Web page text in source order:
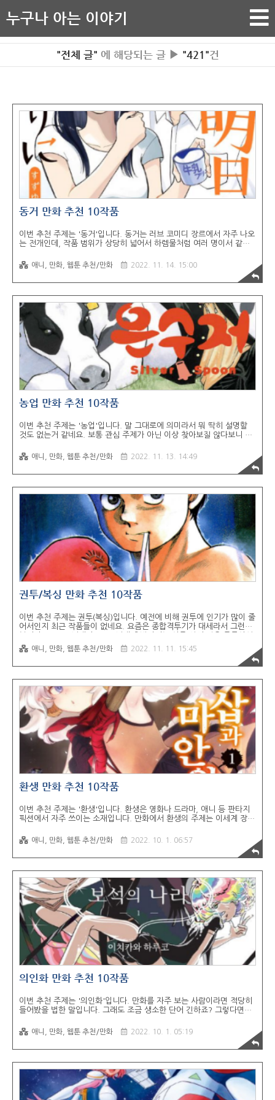
누구나 아는 이야기
"전체 글" 에 해당되는 글 ▶ "421"건
동거 만화 추천 10작품
이번 추천 주제는 '동거'입니다. 동거는 러브 코미디 장르에서 자주 나오
는 전개인데, 작품 범위가 상당히 넓어서 하렘물처럼 여러 명이서 같이
스토리에 흐름상 므흣한 전개로 흘러는 경우가 많은데, 적당한 건 괜찮
지만 과하면 오히려 만화에 집중이 잘 안되는 것 같아서, 19금 전개가
되는 작품들도 최대한 배제했습니다. 1. 먹고 자는 두 사람, 함께 사는
치다 리츠코와 노노야마 슈이치는 교제 10년, 동거생활 8년 차! 고등학
교 때의 인연으로 어느덧 낼모레 삼십 줄을 바라보는 연인 이상 부부 미
만 커플이다. 그런 두 사람에게 일어나는 소소한 일상을 남녀 두 사람의
..
애니, 만화, 웹툰 추천/만화 2022. 11. 14. 15:00
농업 만화 추천 10작품
이번 추천 주제는 '농업'입니다. 말 그대로에 의미라서 뭐 딱히 설명할
것도 없는거 같네요. 보통 관심 주제가 아닌 이상 찾아보질 않다보니 애
거라고 생각해서... 예전부터 도시를 떠나 귀농을 생각하는 사람들은 꾸
준히 증가하는 것 같더군요. 현실적으로 실행하는게 힘들어서 문제지만
요. 사실 농업이란게 뭔가 시골에서 좋은 공기마시면서 여유롭고 한가로
없을 것 같지만요 ㅋㅋ 사실 만화라는게 딱히 주제에 관심없고 공감대가
없어도 새로운 지식이나 흥미로운 사실을 재밌게 알려주는 기능도 있긴
하니까요. 최대한 이세계..
애니, 만화, 웹툰 추천/만화 2022. 11. 13. 14:49
권투/복싱 만화 추천 10작품
이번 추천 주제는 권투(복싱)입니다. 예전에 비해 권투에 인기가 많이 줄
어서인지 최근 작품들이 없네요. 요즘은 종합격투기가 대세라서 그런가
는데, 지금은 티비 중계나 대회도 점점 줄어들고 있는 것 같고요. 서브컬
처계도 그 시대에 유행이나 대세를 따라가는 편이라... 뭐, 애초에 특정
주제에 전문성이 들어간 만화 자체가 많은 편은 아니지만요. 보통 이런
것도 있고요. 전부 다는 아니지만, 최신 작화나 깔끔한 그림체가 아니라,
옛날 감성에 작화와 그림체에 작품들이 대부분이라 그 부분은 감안하셔
야 할듯합니다. 애초에 요즘 권투 주제에 만화를 찾아보는 사람은 대부
분 809..
애니, 만화, 웹툰 추천/만화 2022. 11. 11. 15:45
환생 만화 추천 10작품
이번 추천 주제는 '환생'입니다. 환생은 영화나 드라마, 애니 등 판타지
픽션에서 자주 쓰이는 소재입니다. 만화에서 환생의 주제는 이세계 장르
이라도 재미가 보장되는 주제라 수요도 많아 인기가 많은 주제인데요.
보통 만화에서는 마왕, 용사같은 존재가 평범한 인간으로 환생하는 먼치
킨물이나 하렘물로 전개되거나, 악역 영애로 환생해서 복수를 한다던지,
니다. 일본 라노벨이나 코믹스뿐만 아니라, 한국 판타지 소설이나 웹툰
에서도 자주 쓰이는 주제라서 지겨운 소재라서, "또 환생이냐, 전생이
냐"지겹다 말만하지 항상 랭킹 상위권을 차지하는 인기있는 주제이기도
합니다. 그리고, 전생과 환생..
애니, 만화, 웹툰 추천/만화 2022. 10. 1. 06:57
의인화 만화 추천 10작품
이번 추천 주제는 '의인화'입니다. 만화를 자주 보는 사람이라면 적당히
들어봤을 법한 말입니다. 그래도 조금 생소한 단어 긴하죠? 그렇다면
단어라서 의인화보다는 이쪽이 익숙하실지도..? 더 1차원적으로 말하면
인간화, 인간형태의 캐릭터나 사물, 세포, 벌레 등 인간이 아닌 것들을
인간화시켜 표현한 단어입니다. 비슷한 주제로는 '수인물'이 있지만, 비
하는 것이기 때문에, 설명이 없다면 이해하기 어렵고 어색하기도 합니
다. 사람 캐릭터가 나오는 만화와는 다르게 대부분을 상상으로 창작해야
되기 때문에 작가의 역량이 중요한 주제이죠. 그래서인지 작품의 공급도
많지않는 것 같습니다...
애니, 만화, 웹툰 추천/만화 2022. 10. 1. 05:19